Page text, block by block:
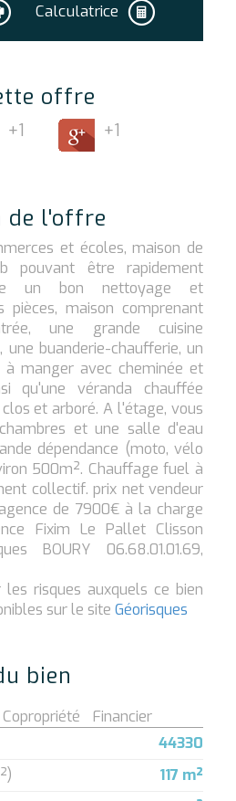
Calculatrice
offre
+1 +1
de l'offre
et écoles, maison de
pouvant être rapidement
un bon nettoyage et
pièces, maison comprenant
une grande cuisine
une buanderie-chaufferie, un
à manger avec cheminée et
qu'une véranda chauffée
et arboré. A l'étage, vous
et une salle d'eau
dépendance (moto, vélo
500m². Chauffage fuel à
collectif. prix net vendeur
de 7900€ à la charge
Fixim Le Pallet Clisson
BOURY 06.68.01.01.69,
risques auxquels ce bien
sur le site Géorisques
bien
Copropriété
Financier
44330
117 m²